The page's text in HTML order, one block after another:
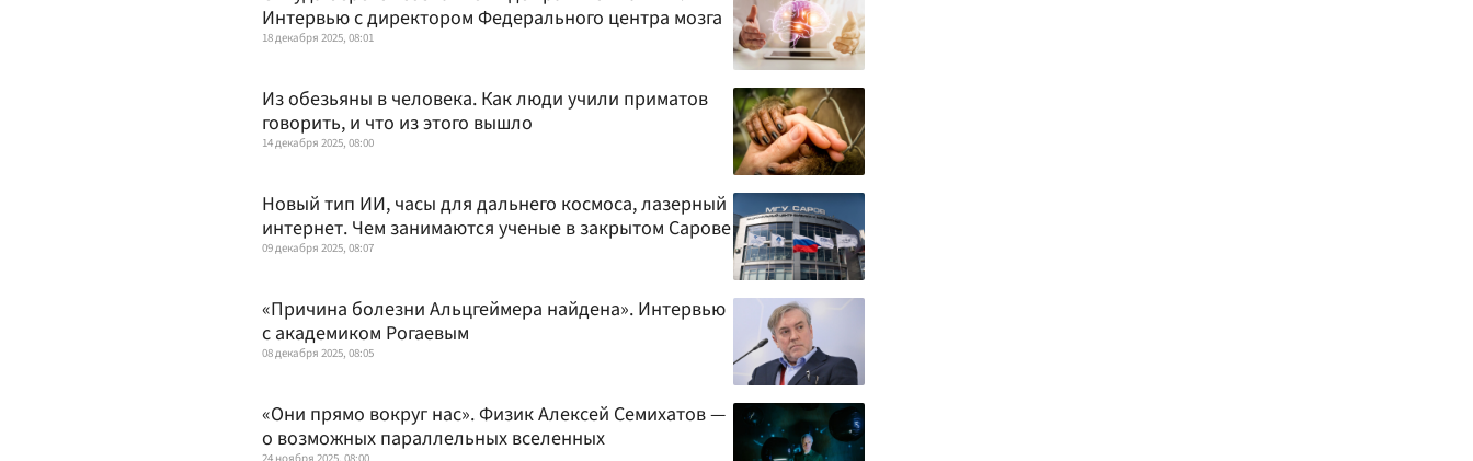
Интервью с директором Федерального центра мозга
18 декабря 2025, 08:01
Из обезьяны в человека. Как люди учили приматов
говорить, и что из этого вышло
14 декабря 2025, 08:00
Новый тип ИИ, часы для дальнего космоса, лазерный
интернет. Чем занимаются ученые в закрытом Сарове
09 декабря 2025, 08:07
«Причина болезни Альцгеймера найдена». Интервью
с академиком Рогаевым
08 декабря 2025, 08:05
«Они прямо вокруг нас». Физик Алексей Семихатов —
о возможных параллельных вселенных